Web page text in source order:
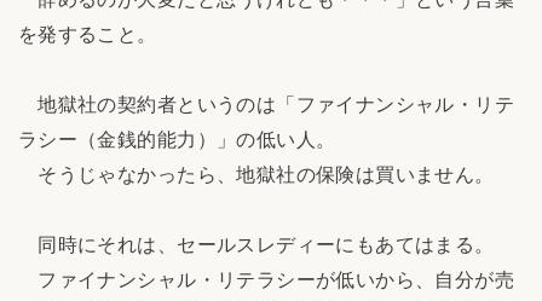
を発すること。
地獄社の契約者というのは「ファイナンシャル・リテ
ラシー（金銭的能力）」の低い人。
そうじゃなかったら、地獄社の保険は買いません。
同時にそれは、セールスレディーにもあてはまる。
ファイナンシャル・リテラシーが低いから、自分が売